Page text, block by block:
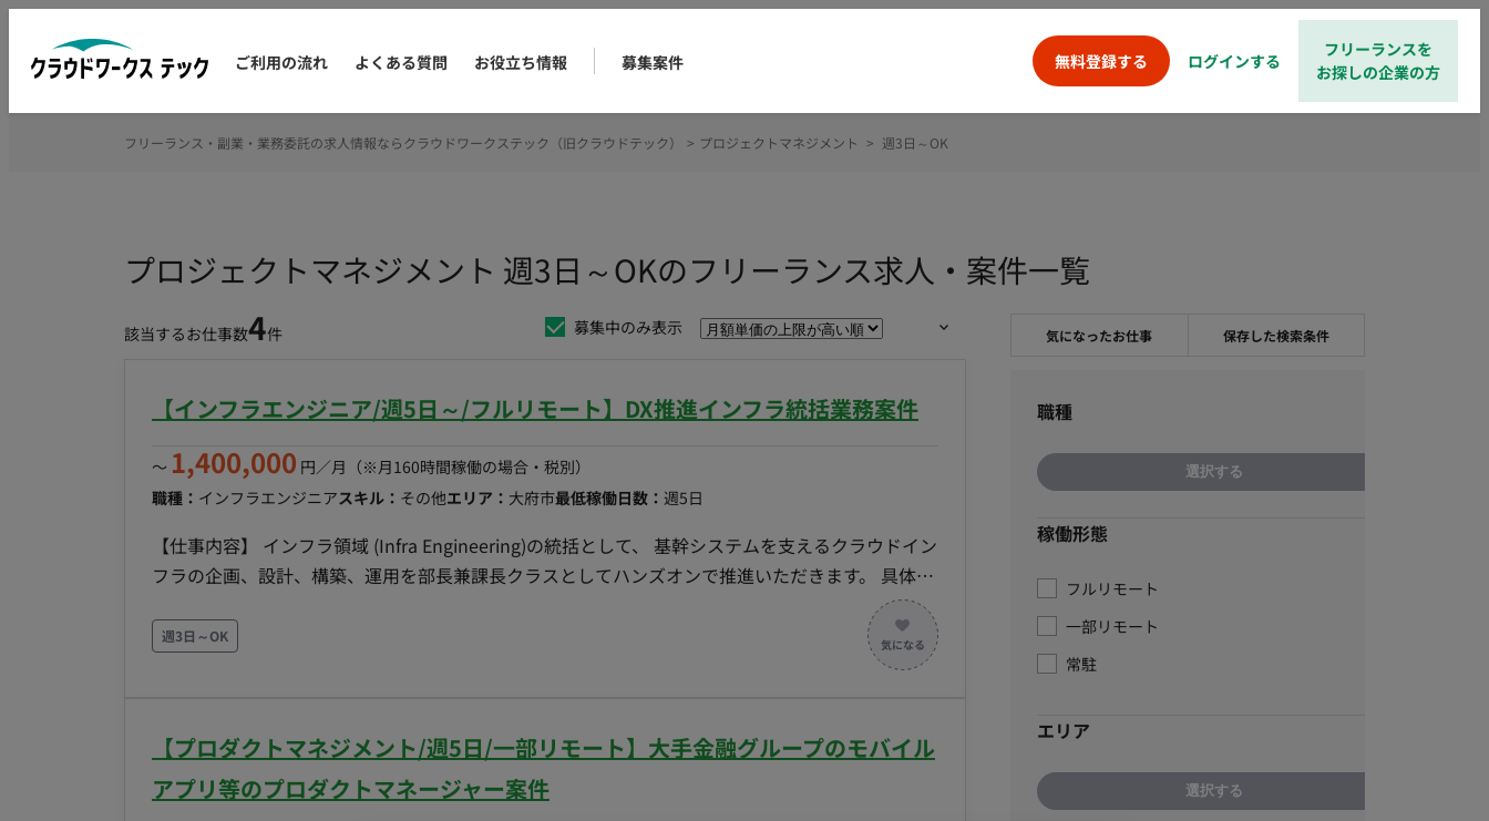
ご利用の流れ よくある質問 お役立ち情報 募集案件 無料登録する ログインする
フリーランスを
お探しの企業の方
プロジェクトマネジメント 週3日～OKのフリーランス求人・案件一覧
該当するお仕事数4件 募集中のみ表示
【インフラエンジニア/週5日～/フルリモート】DX推進インフラ統括業務案件
〜 1,400,000 円／月 （※月160時間稼働の場合・税別）
職種： インフラエンジニアスキル： その他エリア： 大府市最低稼働日数： 週5日
【仕事内容】 インフラ領域 (Infra Engineering)の統括として、 基幹システムを支えるクラウドイン
フラの企画、設計、構築、運用を部長兼課長クラスとしてハンズオンで推進いただきます。 具体的
(GCP) などの主要クラウドプロバイダーを活用した、スケーラブルで高可用性、繁忙期の需要に応
需（事業に影響を与えない）できる、インフラのアーキテクチャ設計。 - 小売業界のニーズ（店舗
ームを新規に立ち上げ、育成する。 - システムの信頼性、パフォーマンス、効率性を継続的に向上
させるための戦略を立案・実行。 CI/CDの推進 - 開発部門（アプリチーム）と密接に連携し、CI/CD
週3日～OK
【プロダクトマネジメント/週5日/一部リモート】大手金融グループのモバイル
アプリ等のプロダクトマネージャー案件
気になったお仕事 保存した検索条件
職種
選択する
稼働形態
フルリモート
一部リモート
常駐
エリア
選択する
フリーランス・副業・業務委託の求人情報ならクラウドワークステック（旧クラウドテック） > プロジェクトマネジメント > 週3日～OK